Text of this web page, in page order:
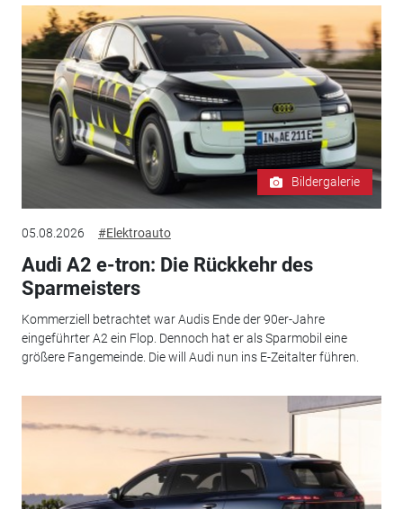
Bildergalerie
05.08.2026 #Elektroauto
Audi A2 e-tron: Die Rückkehr des
Sparmeisters
Kommerziell betrachtet war Audis Ende der 90er-Jahre
eingeführter A2 ein Flop. Dennoch hat er als Sparmobil eine
größere Fangemeinde. Die will Audi nun ins E-Zeitalter führen.